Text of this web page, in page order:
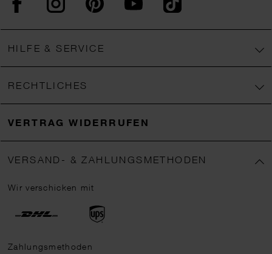
HILFE & SERVICE
RECHTLICHES
VERTRAG WIDERRUFEN
VERSAND- & ZAHLUNGSMETHODEN
Wir verschicken mit
Zahlungsmethoden